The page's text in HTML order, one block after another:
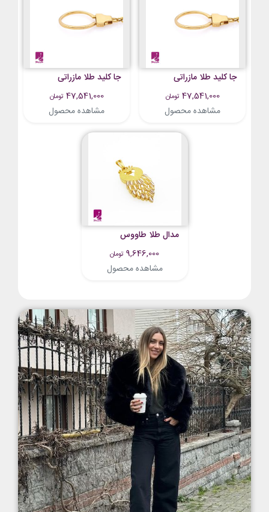
جا کلید طلا مازراتی
47,541,000 تومان
مشاهده محصول
جا کلید طلا مازراتی
47,541,000 تومان
مشاهده محصول
مدال طلا طاووس
9,646,000 تومان
مشاهده محصول